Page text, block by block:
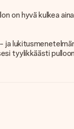
on hyvä kulkea
tyylikkäästi